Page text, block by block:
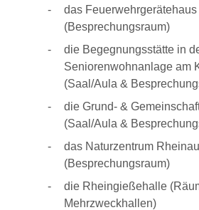
das Feuerwehrgerätehaus
(Besprechungsraum)
die Begegnungsstätte in
Seniorenwohnanlage am
(Saal/Aula &
die Grund- &
(Saal/Aula &
das Naturzentrum
(Besprechungsraum)
die Rheingießehalle
Mehrzweckhallen)